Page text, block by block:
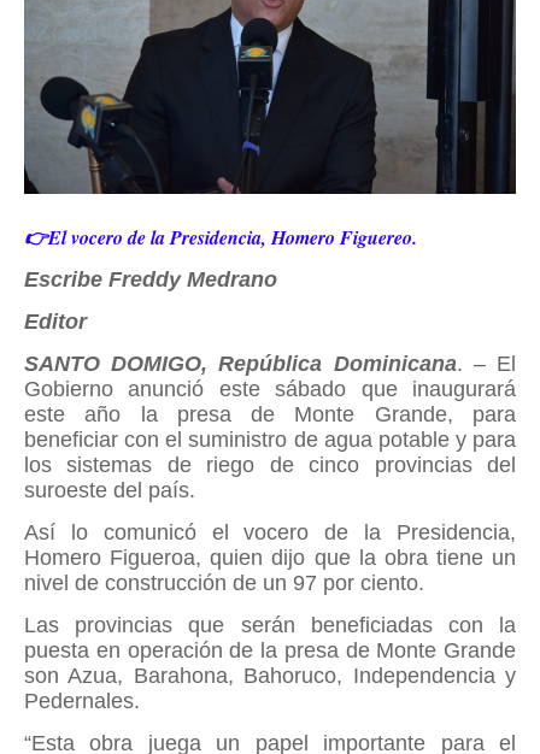
👉El vocero de la Presidencia, Homero Figuereo.
Escribe Freddy Medrano
Editor
SANTO DOMIGO, República Dominicana. – El
Gobierno anunció este sábado que inaugurará
este año la presa de Monte Grande, para
beneficiar con el suministro de agua potable y para
los sistemas de riego de cinco provincias del
suroeste del país.
Así lo comunicó el vocero de la Presidencia,
Homero Figueroa, quien dijo que la obra tiene un
nivel de construcción de un 97 por ciento.
Las provincias que serán beneficiadas con la
puesta en operación de la presa de Monte Grande
son Azua, Barahona, Bahoruco, Independencia y
Pedernales.
“Esta obra juega un papel importante para el